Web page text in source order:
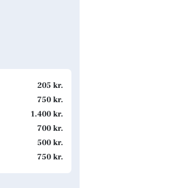
205 kr.
750 kr.
1.400 kr.
700 kr.
500 kr.
750 kr.